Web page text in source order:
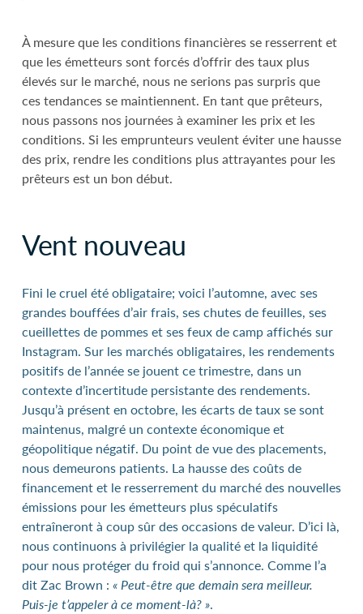
À mesure que les conditions financières se resserrent et
que les émetteurs sont forcés d’offrir des taux plus
élevés sur le marché, nous ne serions pas surpris que
ces tendances se maintiennent. En tant que prêteurs,
nous passons nos journées à examiner les prix et les
conditions. Si les emprunteurs veulent éviter une hausse
des prix, rendre les conditions plus attrayantes pour les
prêteurs est un bon début.
Vent nouveau
Fini le cruel été obligataire; voici l’automne, avec ses
grandes bouffées d’air frais, ses chutes de feuilles, ses
cueillettes de pommes et ses feux de camp affichés sur
Instagram. Sur les marchés obligataires, les rendements
positifs de l’année se jouent ce trimestre, dans un
contexte d’incertitude persistante des rendements.
Jusqu’à présent en octobre, les écarts de taux se sont
maintenus, malgré un contexte économique et
géopolitique négatif. Du point de vue des placements,
nous demeurons patients. La hausse des coûts de
financement et le resserrement du marché des nouvelles
émissions pour les émetteurs plus spéculatifs
entraîneront à coup sûr des occasions de valeur. D’ici là,
nous continuons à privilégier la qualité et la liquidité
pour nous protéger du froid qui s’annonce. Comme l’a
dit Zac Brown : « Peut-être que demain sera meilleur.
Puis-je t’appeler à ce moment-là? ».